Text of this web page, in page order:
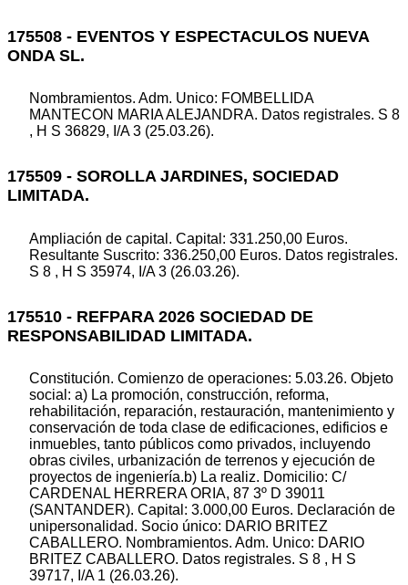
175508 - EVENTOS Y ESPECTACULOS NUEVA
ONDA SL.
Nombramientos. Adm. Unico: FOMBELLIDA
MANTECON MARIA ALEJANDRA. Datos registrales. S 8
, H S 36829, I/A 3 (25.03.26).
175509 - SOROLLA JARDINES, SOCIEDAD
LIMITADA.
Ampliación de capital. Capital: 331.250,00 Euros.
Resultante Suscrito: 336.250,00 Euros. Datos registrales.
S 8 , H S 35974, I/A 3 (26.03.26).
175510 - REFPARA 2026 SOCIEDAD DE
RESPONSABILIDAD LIMITADA.
Constitución. Comienzo de operaciones: 5.03.26. Objeto
social: a) La promoción, construcción, reforma,
rehabilitación, reparación, restauración, mantenimiento y
conservación de toda clase de edificaciones, edificios e
inmuebles, tanto públicos como privados, incluyendo
obras civiles, urbanización de terrenos y ejecución de
proyectos de ingeniería.b) La realiz. Domicilio: C/
CARDENAL HERRERA ORIA, 87 3º D 39011
(SANTANDER). Capital: 3.000,00 Euros. Declaración de
unipersonalidad. Socio único: DARIO BRITEZ
CABALLERO. Nombramientos. Adm. Unico: DARIO
BRITEZ CABALLERO. Datos registrales. S 8 , H S
39717, I/A 1 (26.03.26).